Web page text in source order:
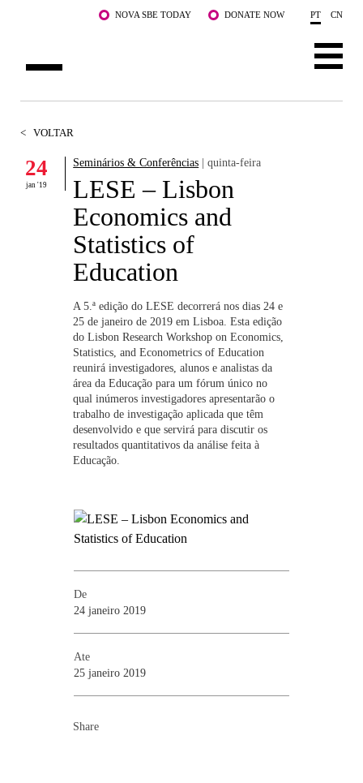
Saltar para o conteúdo principalNOVA SBE TODAY DONATE NOW PT CN
DOCENTES E INVESTIGAÇÃO
COMUNIDADE
< VOLTAR
24
jan '19
Seminários & Conferências | quinta-feira
LESE – Lisbon
Economics and
Statistics of
Education
A 5.ª edição do LESE decorrerá nos dias 24 e
25 de janeiro de 2019 em Lisboa. Esta edição
do Lisbon Research Workshop on Economics,
Statistics, and Econometrics of Education
reunirá investigadores, alunos e analistas da
área da Educação para um fórum único no
qual inúmeros investigadores apresentarão o
trabalho de investigação aplicada que têm
desenvolvido e que servirá para discutir os
resultados quantitativos da análise feita à
Educação.
De
24 janeiro 2019
Ate
25 janeiro 2019
Share